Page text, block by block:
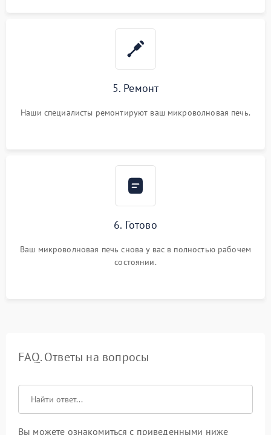
5. Ремонт
Наши специалисты ремонтируют ваш микроволновая печь.
6. Готово
Ваш микроволновая печь снова у вас в полностью рабочем
состоянии.
FAQ. Ответы на вопросы
Вы можете ознакомиться с приведенными ниже